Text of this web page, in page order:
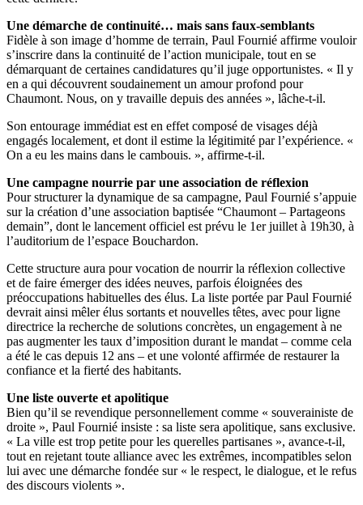
Une démarche de continuité… mais sans faux-semblants
Fidèle à son image d’homme de terrain, Paul Fournié affirme vouloir
s’inscrire dans la continuité de l’action municipale, tout en se
démarquant de certaines candidatures qu’il juge opportunistes. « Il y
en a qui découvrent soudainement un amour profond pour
Chaumont. Nous, on y travaille depuis des années », lâche-t-il.
Son entourage immédiat est en effet composé de visages déjà
engagés localement, et dont il estime la légitimité par l’expérience. «
On a eu les mains dans le cambouis. », affirme-t-il.
Une campagne nourrie par une association de réflexion
Pour structurer la dynamique de sa campagne, Paul Fournié s’appuie
sur la création d’une association baptisée “Chaumont – Partageons
demain”, dont le lancement officiel est prévu le 1er juillet à 19h30, à
l’auditorium de l’espace Bouchardon.
Cette structure aura pour vocation de nourrir la réflexion collective
et de faire émerger des idées neuves, parfois éloignées des
préoccupations habituelles des élus. La liste portée par Paul Fournié
devrait ainsi mêler élus sortants et nouvelles têtes, avec pour ligne
directrice la recherche de solutions concrètes, un engagement à ne
pas augmenter les taux d’imposition durant le mandat – comme cela
a été le cas depuis 12 ans – et une volonté affirmée de restaurer la
confiance et la fierté des habitants.
Une liste ouverte et apolitique
Bien qu’il se revendique personnellement comme « souverainiste de
droite », Paul Fournié insiste : sa liste sera apolitique, sans exclusive.
« La ville est trop petite pour les querelles partisanes », avance-t-il,
tout en rejetant toute alliance avec les extrêmes, incompatibles selon
lui avec une démarche fondée sur « le respect, le dialogue, et le refus
des discours violents ».